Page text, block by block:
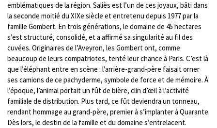
emblématiques de la région. Saliès est l’un de ces joyaux, bâti dans
la seconde moitié du XIXe siècle et entretenu depuis 1977 par la
famille Gombert. En trois générations, le domaine de 45 hectares
s’est structuré, consolidé, et a affirmé sa singularité au fil des
cuvées. Originaires de l’Aveyron, les Gombert ont, comme
beaucoup de leurs compatriotes, tenté leur chance à Paris. C’est là
que l’éléphant entre en scène : l’arrière-grand-père faisait orner
ses camions de ce pachyderme, symbole de force et de mémoire. À
l’époque, l’animal portait un fût de bière, clin d’œil à l’activité
familiale de distribution. Plus tard, ce fût deviendra un tonneau,
rendant hommage au grand-père, premier à s’implanter à Quarante.
Dès lors, le destin de la famille et du domaine s’entrelacent.